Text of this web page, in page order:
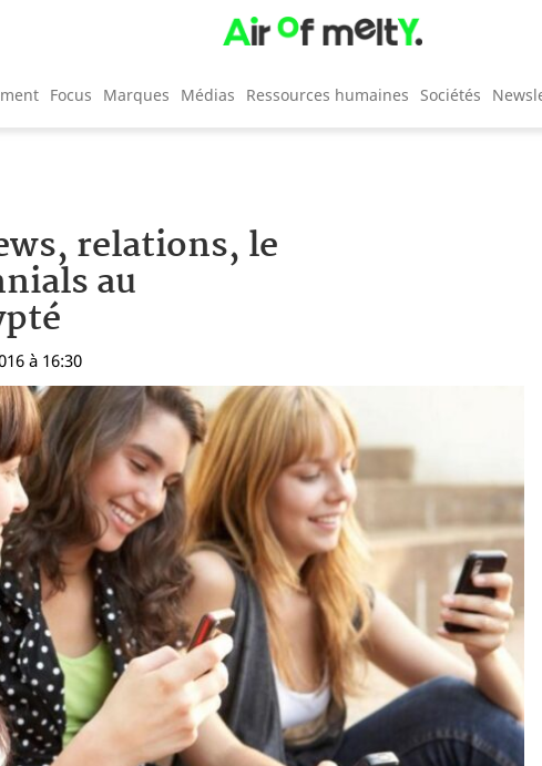
Focus Marques Médias Ressources humaines Sociétés
relations, le
au
à 16:30